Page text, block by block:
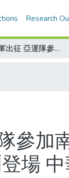
Research
跆拳道大軍出征 亞運隊參加南韓公開賽試鋒 月中轉戰泰國世界杯/跆拳道型場賽 首爾登場 中華9人出戰 黃志雄領軍
參加
場